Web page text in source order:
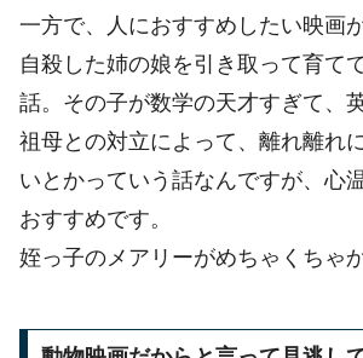
一方で、人におすすめしたい映画
自殺した姉の娘を引き取って育て
話。その子が数学の天才すぎて、
祖母との対立によって、離れ離れ
いとかっていう話なんですが、心
おすすめです。
姪っ子のメアリーがめちゃくちゃ